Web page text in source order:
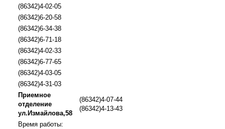
(86342)4-02-05
(86342)6-20-58
(86342)6-34-38
(86342)6-71-18
(86342)4-02-33
(86342)6-77-65
(86342)4-03-05
(86342)4-31-03
Приемное
отделение
ул.Измайлова,58
(86342)4-07-44
(86342)4-13-43
Время работы: